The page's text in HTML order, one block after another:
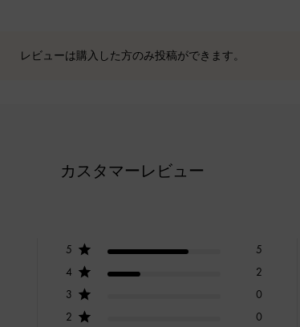
レビューは購入した方のみ投稿ができます。
カスタマーレビュー
5
5
4
2
3
0
2
0